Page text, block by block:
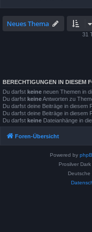
Neues Thema
31
BERECHTIGUNGEN IN DIESEM
Du darfst keine neuen Themen in
Du darfst keineAntworten zu
Du darfst deine Beiträge in diesem
Du darfst deine Beiträge in diesem
Du darfst keine Dateianhänge in
Foren-Übersicht
Powered by
Prosilver
Deutsche